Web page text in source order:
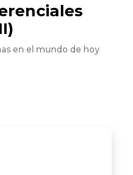
en el mundo de hoy